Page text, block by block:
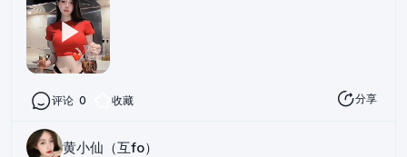
评论 0 收藏 分享
黄小仙（互fo）